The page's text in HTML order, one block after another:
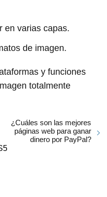
en varias capas.
de imagen.
y funciones
totalmente
¿Cuáles son las mejores
páginas web para ganar
dinero por PayPal?